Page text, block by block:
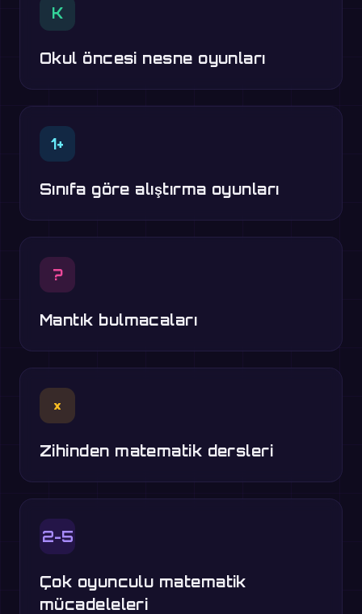
K
Okul öncesi nesne oyunları
1+
Sınıfa göre alıştırma oyunları
?
Mantık bulmacaları
×
Zihinden matematik dersleri
2-5
Çok oyunculu matematik
mücadeleleri